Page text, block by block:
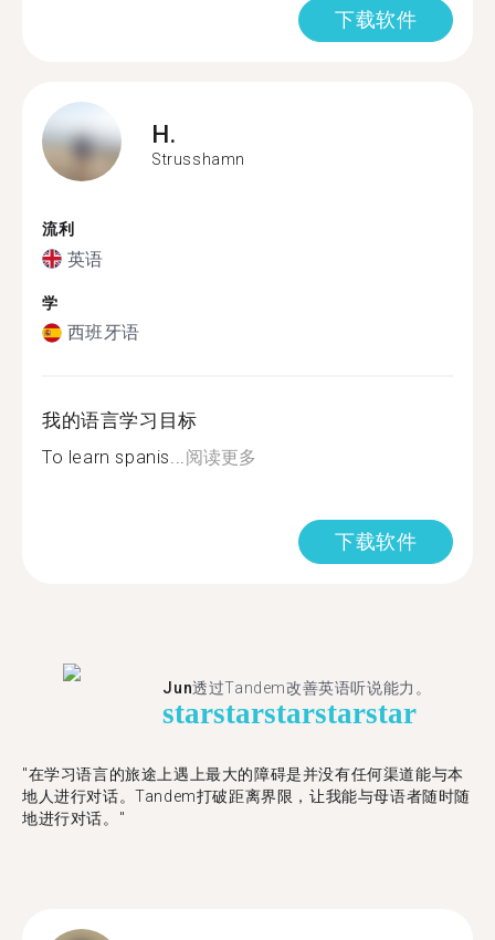
下载软件
H.
Strusshamn
流利
英语
学
西班牙语
我的语言学习目标
To learn spanis...阅读更多
下载软件
Jun透过Tandem改善英语听说能力。
starstarstarstarstar
"在学习语言的旅途上遇上最大的障碍是并没有任何渠道能与本
地人进行对话。Tandem打破距离界限，让我能与母语者随时随
地进行对话。"